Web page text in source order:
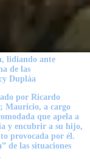
lidiando ante
de las
Dupláa
por Ricardo
Mauricio, a cargo
que apela a
y encubrir a su hijo,
provocada por él.
de las situaciones